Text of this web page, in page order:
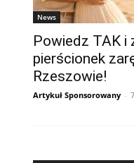
News
Powiedz TAK i
pierścionek
Rzeszowie!
Artykuł Sponsorowany -